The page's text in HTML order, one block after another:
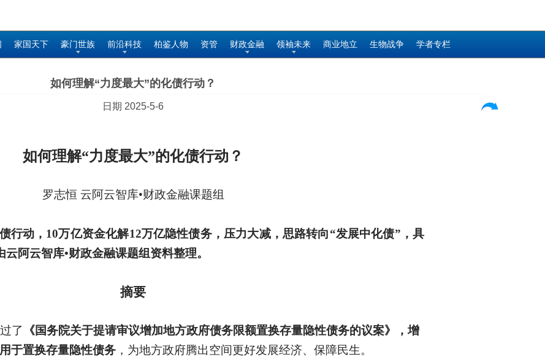
家国天下 豪门世族 前沿科技 柏鉴人物 资管 财政金融 领袖未来 商业地立 生物战争 学者专栏
如何理解“力度最大”的化债行动？
日期 2025-5-6
如何理解“力度最大”的化债行动？
罗志恒 云阿云智库•财政金融课题组
行动，10万亿资金化解12万亿隐性债务，压力大减，思路转向“发展中化债”，具
云阿云智库•财政金融课题组资料整理。
摘要
了
《国务院关于提请审议增加地方政府债务限额置换存量隐性债务的议案》，增
于置换存量隐性债务 ，为地方政府腾出空间更好发展经济、保障民生。